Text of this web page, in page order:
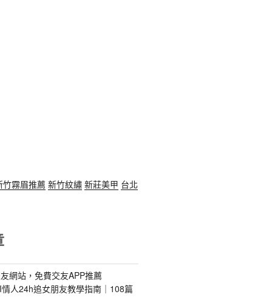
竹霧眉推薦 新竹紋繡 新莊美甲 台北
網站，免費交友APP推薦
人24h追女朋友教學指南｜108篇